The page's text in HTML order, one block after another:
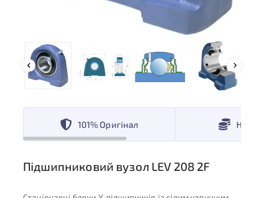
101% Оригінал
Підшипниковий вузол LEV 208 2F